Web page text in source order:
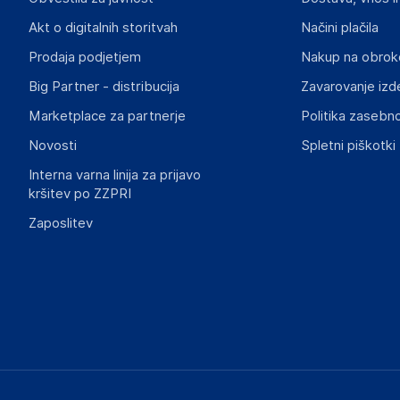
Akt o digitalnih storitvah
Prodaja podjetjem
Big Partner - distribucija
Marketplace za partnerje
Novosti
Interna varna linija za prijavo
kršitev po ZZPRI
Zaposlitev
Načini plačila
Nakup na
Zavarovanje
Politika
Spletni piškotki